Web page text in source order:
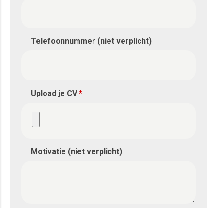
Telefoonnummer (niet verplicht)
Upload je CV*
Motivatie (niet verplicht)